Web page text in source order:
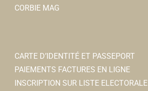
CORBIE MAG
CARTE D’IDENTITÉ ET PASSEPORT
PAIEMENTS FACTURES EN LIGNE
INSCRIPTION SUR LISTE ELECTORALE